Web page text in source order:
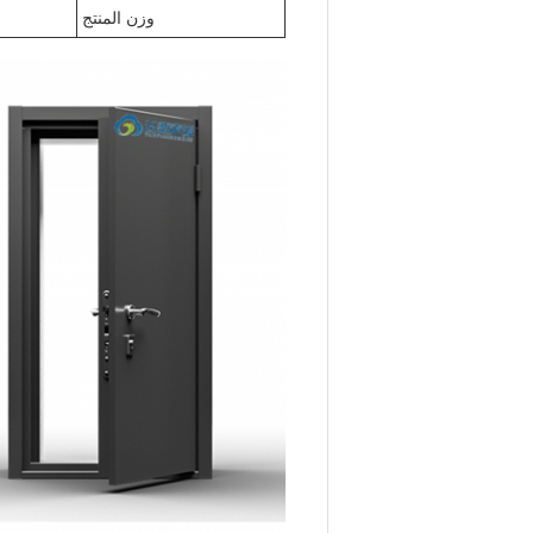
وزن المنتج